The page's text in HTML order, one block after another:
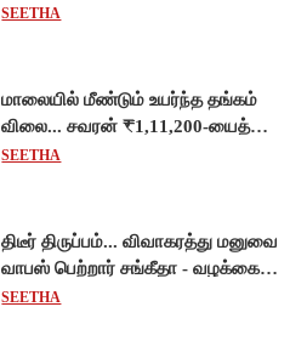
அப்ரண்டிஸ் பணியிடங்களுக்கு
SEETHA
மாலையில் மீண்டும் உயர்ந்த தங்கம்
விலை... சவரன் ₹1,11,200-யைத்
தொட்டது!
SEETHA
திடீர் திருப்பம்... விவாகரத்து மனுவை
வாபஸ் பெற்றார் சங்கீதா - வழக்கை
முடித்து வைத்தது செங்கல்பட்டு
SEETHA